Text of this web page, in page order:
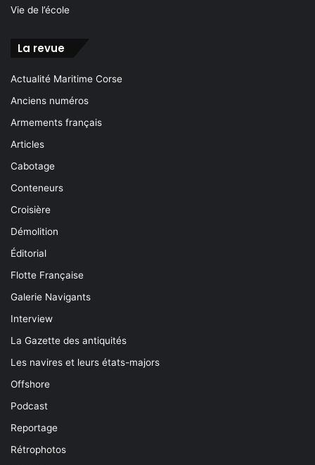
Vie de l’école
La revue
Actualité Maritime Corse
Anciens numéros
Armements français
Articles
Cabotage
Conteneurs
Croisière
Démolition
Éditorial
Flotte Française
Galerie Navigants
Interview
La Gazette des antiquités
Les navires et leurs états-majors
Offshore
Podcast
Reportage
Rétrophotos